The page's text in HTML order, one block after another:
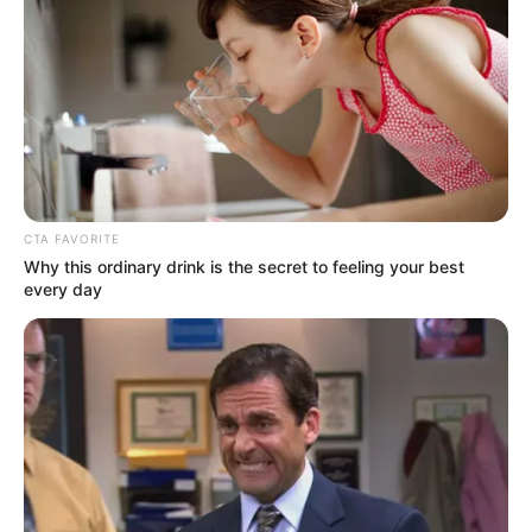
A beszélgetés során Joci arról vallott, hogy
CTA FAVORITE
Why this ordinary drink is the secret to feeling your best
every day